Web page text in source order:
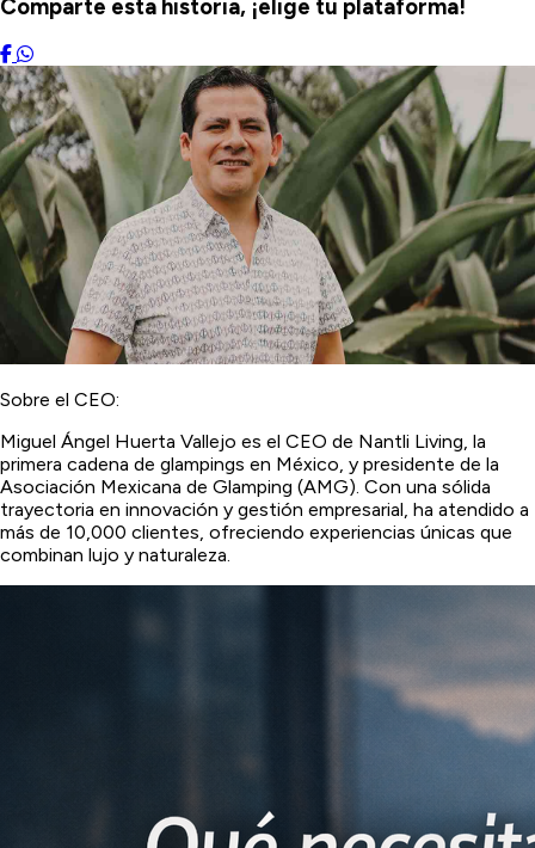
Comparte esta historia, ¡elige tu plataforma!
Sobre el CEO:
Miguel Ángel Huerta Vallejo es el CEO de Nantli Living, la
primera cadena de glampings en México, y presidente de la
Asociación Mexicana de Glamping (AMG). Con una sólida
trayectoria en innovación y gestión empresarial, ha atendido a
más de 10,000 clientes, ofreciendo experiencias únicas que
combinan lujo y naturaleza.